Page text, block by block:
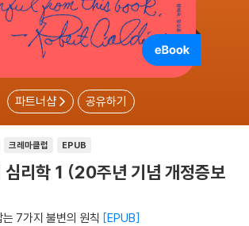
파트너샵 공유하기
크레마클럽 EPUB
심리학 1 (20주년 기념 개정증보
7가지 불변의 원칙 EPUB